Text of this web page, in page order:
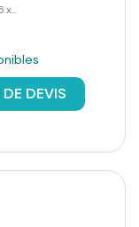
x...
DEVIS